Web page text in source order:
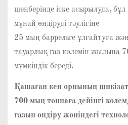
шеңберінде іске асырылуда,
мұнай өндіруді тәулігіне
25 мың баррельге ұлғайтуға
тауарлық газ көлемін жылына
мүмкіндік береді.
Қашаған кен орнының
700 мың тоннаға дейінгі
газын өндіру жөніндегі